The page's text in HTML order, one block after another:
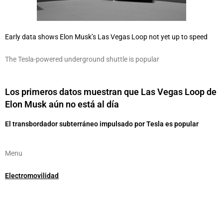
Early data shows Elon Musk’s Las Vegas Loop not yet up to speed
The Tesla-powered underground shuttle is popular
Los primeros datos muestran que Las Vegas Loop de
Elon Musk aún no está al día
El transbordador subterráneo impulsado por Tesla es popular
Menu
Electromovilidad